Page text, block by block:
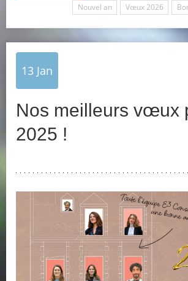
Nouvel an
Vœux 2026
13 Jan
Nos meilleurs vœux
2025 !